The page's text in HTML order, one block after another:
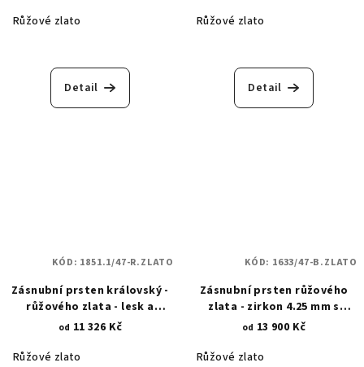
Růžové zlato
Detail
Růžové zlato
Detail
Zásnubní prsten královský -
růžového zlata - lesk a
zirkony 1851.1
od 11 326 Kč
Růžové zlato
KÓD: 1851.1/47-R.ZLATO
Zásnubní prsten růžového
zlata - zirkon 4.25 mm s
květinovými krapnami 1633
od 13 900 Kč
Růžové zlato
KÓD: 1633/47-B.ZLATO